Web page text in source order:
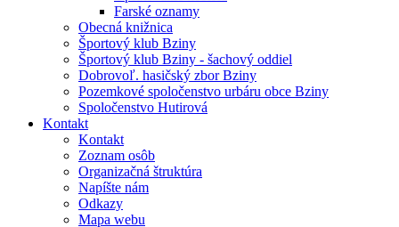
Farské oznamy
Obecná knižnica
Športový klub Bziny
Športový klub Bziny - šachový oddiel
Dobrovoľ. hasičský zbor Bziny
Pozemkové spoločenstvo urbáru obce Bziny
Spoločenstvo Hutirová
Kontakt
Kontakt
Zoznam osôb
Organizačná štruktúra
Napíšte nám
Odkazy
Mapa webu